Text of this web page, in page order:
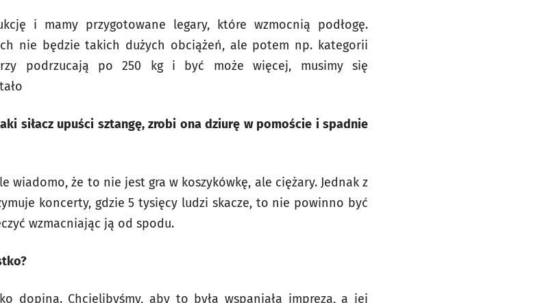
i mamy przygotowane legary, które wzmocnią podłogę.
nie będzie takich dużych obciążeń, ale potem np. kategorii
podrzucają po 250 kg i być może więcej, musimy się
siłacz upuści sztangę, zrobi ona dziurę w pomoście i spadnie
wiadomo, że to nie jest gra w koszykówkę, ale ciężary. Jednak z
koncerty, gdzie 5 tysięcy ludzi skacze, to nie powinno być
wzmacniając ją od spodu.
dopina. Chcielibyśmy, aby to była wspaniała impreza, a jej